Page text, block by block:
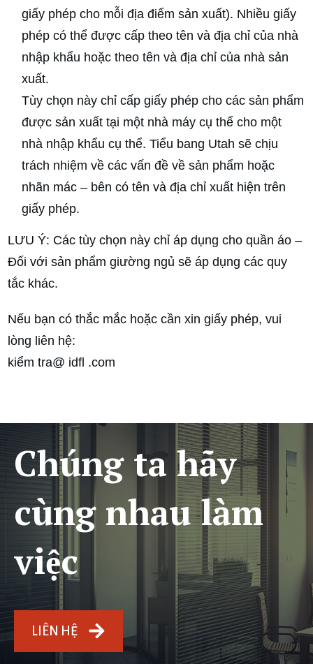
giấy phép cho mỗi địa điểm sản xuất). Nhiều giấy
phép có thể được cấp theo tên và địa chỉ của nhà
nhập khẩu hoặc theo tên và địa chỉ của nhà sản
xuất.
Tùy chọn này chỉ cấp giấy phép cho các sản phẩm
được sản xuất tại một nhà máy cụ thể cho một
nhà nhập khẩu cụ thể. Tiểu bang Utah sẽ chịu
trách nhiệm về các vấn đề về sản phẩm hoặc
nhãn mác – bên có tên và địa chỉ xuất hiện trên
giấy phép.
LƯU Ý: Các tùy chọn này chỉ áp dụng cho quần áo –
Đối với sản phẩm giường ngủ sẽ áp dụng các quy
tắc khác.
Nếu bạn có thắc mắc hoặc cần xin giấy phép, vui
lòng liên hệ:
kiểm tra@ idfl .com
Chúng ta hãy
cùng nhau làm
việc
LIÊN HỆ